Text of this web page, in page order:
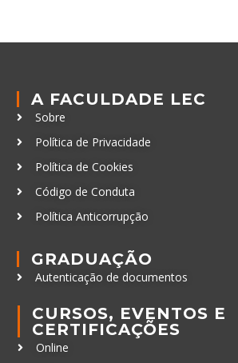
A FACULDADE LEC
Sobre
Política de Privacidade
Política de Cookies
Código de Conduta
Política Anticorrupção
GRADUAÇÃO
Autenticação de documentos
CURSOS, EVENTOS E
CERTIFICAÇÕES
Online